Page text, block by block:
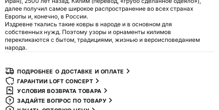
далее получил самое широкое распространение во всех странах
Европы и, конечно, в России.
Издревне ткались такие ковры в народе и в основном для
собственных нужд. Поэтому узоры и орнаменты килимов
перекликаются с бытом, традициями, жизнью и вероисповеданием
народа.
ПОДРОБНЕЕ О ДОСТАВКЕ И ОПЛАТЕ
ГАРАНТИИ LOFT CONCEPT
УСЛОВИЯ ВОЗВРАТА ТОВАРА
ЗАДАЙТЕ ВОПРОС ПО ТОВАРУ